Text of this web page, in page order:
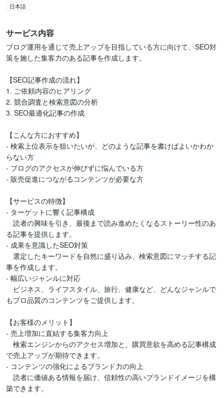
日本語
サービス内容
ブログ運用を通じて売上アップを目指している方に向けて、SEO対
策を施した集客力のある記事を作成します。
【SEO記事作成の流れ】
1. ご依頼内容のヒアリング
2. 競合調査と検索意図の分析
3. SEO最適化記事の作成
【こんな方におすすめ】
- 検索上位表示を狙いたいが、どのような記事を書けばよいかわか
らない方
- ブログのアクセスが伸びずに悩んでいる方
- 販売促進につながるコンテンツが必要な方
【サービスの特徴】
- ターゲットに響く記事構成
読者の興味を引き、最後まで読み進めたくなるストーリー性のあ
る記事を提供します。
- 成果を意識したSEO対策
選定したキーワードを自然に盛り込み、検索意図にマッチする記
事を作成します。
- 幅広いジャンルに対応
ビジネス、ライフスタイル、旅行、健康など、どんなジャンルで
もプロ品質のコンテンツをご提供します。
【お客様のメリット】
- 売上増加に直結する集客力向上
検索エンジンからのアクセス増加と、購買意欲を高める記事構成
で売上アップが期待できます。
- コンテンツの強化によるブランド力の向上
読者に価値ある情報を届け、信頼性の高いブランドイメージを構
築できます。